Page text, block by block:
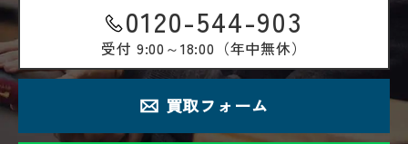
0120-544-903
受付 9:00～18:00（年中無休）
買取フォーム